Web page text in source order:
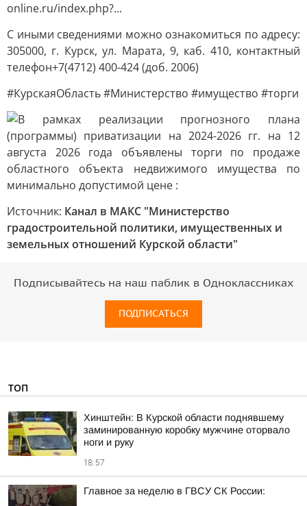
online.ru/index.php?...
С иными сведениями можно ознакомиться по адресу:
305000, г. Курск, ул. Марата, 9, каб. 410, контактный
телефон+7(4712) 400-424 (доб. 2006)
#КурскаяОбласть #Министерство #имущество #торги
Источник: Канал в МАКС "Министерство
градостроительной политики, имущественных и
земельных отношений Курской области"
Подписывайтесь на наш паблик в Одноклассниках
ПОДПИСАТЬСЯ
ТОП
Хинштейн: В Курской области поднявшему
заминированную коробку мужчине оторвало
ноги и руку
18:57
Главное за неделю в ГВСУ СК России: